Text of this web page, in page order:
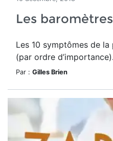
Les
Les 10 symptômes de
(par ordre d’importance).
Par : Gilles Brien